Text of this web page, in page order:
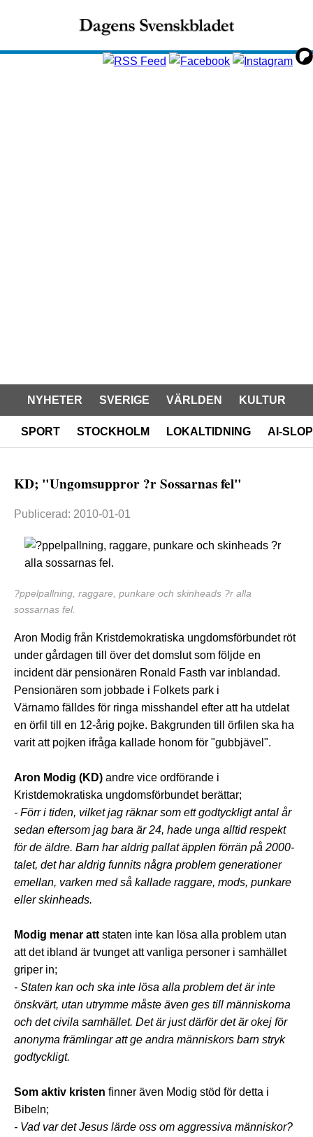
NYHETER SVERIGE VÄRLDEN KULTUR
SPORT STOCKHOLM LOKALTIDNING AI-SLOP
KD; "Ungomsuppror ?r Sossarnas fel"
Publicerad: 2010-01-01
?ppelpallning, raggare, punkare och skinheads ?r alla
sossarnas fel.
Aron Modig från Kristdemokratiska ungdomsförbundet röt
under gårdagen till över det domslut som följde en
incident där pensionären Ronald Fasth var inblandad.
Pensionären som jobbade i Folkets park i
Värnamo fälldes för ringa misshandel efter att ha utdelat
en örfil till en 12-årig pojke. Bakgrunden till örfilen ska ha
varit att pojken ifråga kallade honom för "gubbjävel".
Aron Modig (KD) andre vice ordförande i
Kristdemokratiska ungdomsförbundet berättar;
- Förr i tiden, vilket jag räknar som ett godtyckligt antal år
sedan eftersom jag bara är 24, hade unga alltid respekt
för de äldre. Barn har aldrig pallat äpplen förrän på 2000-
talet, det har aldrig funnits några problem generationer
emellan, varken med så kallade raggare, mods, punkare
eller skinheads.
Modig menar att staten inte kan lösa alla problem utan
att det ibland är tvunget att vanliga personer i samhället
griper in;
- Staten kan och ska inte lösa alla problem det är inte
önskvärt, utan utrymme måste även ges till människorna
och det civila samhället. Det är just därför det är okej för
anonyma främlingar att ge andra människors barn stryk
godtyckligt.
Som aktiv kristen finner även Modig stöd för detta i
Bibeln;
- Vad var det Jesus lärde oss om aggressiva människor?